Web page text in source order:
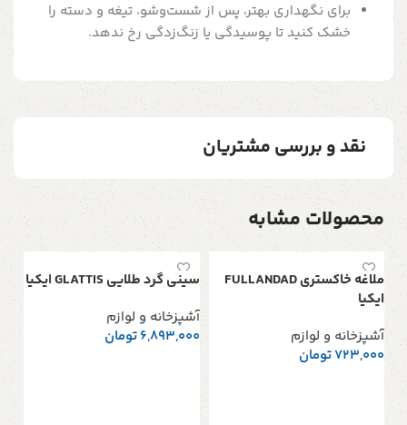
برای نگهداری بهتر، پس از شست‌وشو، تیغه و دسته را
خشک کنید تا پوسیدگی یا زنگ‌زدگی رخ ندهد.
نقد و بررسی مشتریان
محصولات مشابه
ملاغه خاكستري FULLANDAD
ايكيا
آشپزخانه و لوازم
723,000تومان
سيني گرد طلايي GLATTIS ايكيا
آشپزخانه و لوازم
6,893,000تومان